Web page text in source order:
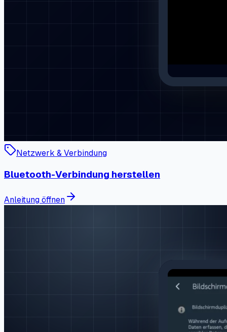
Netzwerk & Verbindung
Bluetooth-Verbindung herstellen
Anleitung öffnen